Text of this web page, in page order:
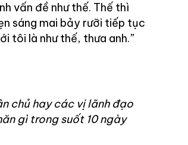
vấn đề như thế. Thế thì
sáng mai bảy rưỡi tiếp tục
tôi là như thế, thưa anh.”
chủ hay các vị lãnh đạo
gì trong suốt 10 ngày